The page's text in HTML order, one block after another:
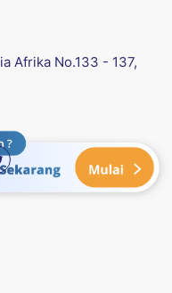
Afrika No.133 - 137,